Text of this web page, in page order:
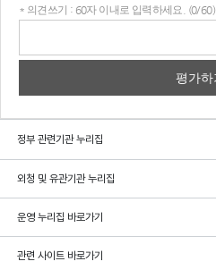
* 의견쓰기 : 60자 이내로 입력하세요. (0/60)
정부 관련기관 누리집
외청 및 유관기관 누리집
운영 누리집 바로가기
관련 사이트 바로가기